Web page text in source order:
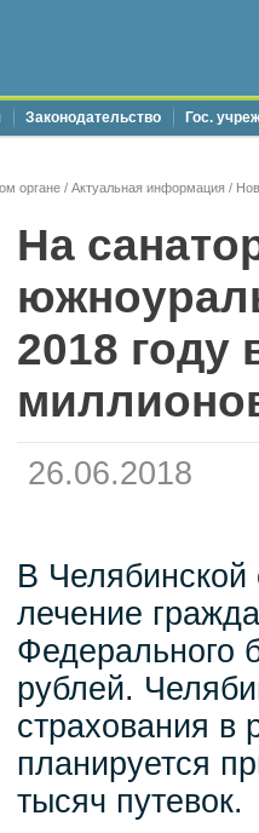
Законодательство Гос.
органе / Актуальная информация /
На
2018 году
26.06.2018
В Челябинской
лечение
Федерального
рублей.
страхования в
планируется
тысяч путевок.